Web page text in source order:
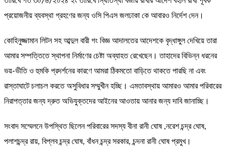
প্রয়োজনীয় ব্যবস্থা গ্রহণের জন্য ওসি পিএস জলঢাকা কে আবারও নির্দেশ দেন।
কোহিনুজ্জামান লিটন সহ আব্দুল বারী গং বিজ্ঞ আদালতের আদেশকে বৃদ্ধাঙ্গুল দেখিয়ে তারা
আমার সম্পত্তিতে স্থাপনা নির্মাণের চেষ্টা অব্যাহত রেখেছেন। তাহাদের বিভিন্ন ধরনের
ভয়-ভীতি ও হুমকি প্রদর্শনের কারণে আমরা ঠিকমতো বাড়িতে থাকতে পারছি না এবং
রাস্তাঘাটে চলাচল করতে অসুবিধার সম্মুখীন হচ্ছি। এমতাবস্থায় আমারও আমার পরিবারের
নিরাপত্তার জন্য দ্রুত অভিযুক্তদের আইনের আওতায় আনার জন্য দাবি জানাচ্ছি।
সংবাদ সম্মেলনে উপস্থিত ছিলেন পরিবারের সদস্য বীনা রানী ঘোষ ,নরেশ চন্দ্র ঘোষ,
পলাশচন্দ্র রায়, বিপ্লব চন্দ্র ঘোষ, বাঁধন চন্দ্র সরকার, চন্দনা রানী ঘোষ প্রমুখ।